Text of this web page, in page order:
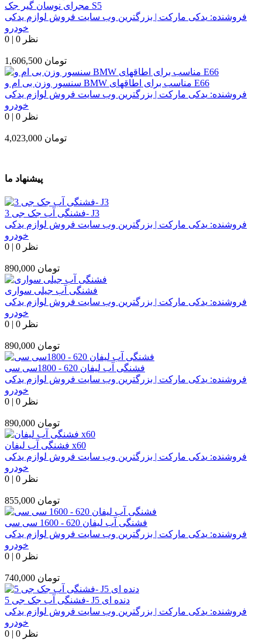
مجرای نوسان گیر جک S5
فروشنده: یدکی مارکت | بزرگترین وب سایت فروش لوازم یدکی
خودرو
0 | 0 نظر
1,606,500 تومان
سنسور وزن بی ام و BMW مناسب برای اطاقهای E66
فروشنده: یدکی مارکت | بزرگترین وب سایت فروش لوازم یدکی
خودرو
0 | 0 نظر
4,023,000 تومان
پیشنهاد ما
فشنگی آب جک جی 3- J3
فروشنده: یدکی مارکت | بزرگترین وب سایت فروش لوازم یدکی
خودرو
0 | 0 نظر
890,000 تومان
فشنگی آب جیلی سواری
فروشنده: یدکی مارکت | بزرگترین وب سایت فروش لوازم یدکی
خودرو
0 | 0 نظر
890,000 تومان
فشنگی آب لیفان 620 - 1800سی سی
فروشنده: یدکی مارکت | بزرگترین وب سایت فروش لوازم یدکی
خودرو
0 | 0 نظر
890,000 تومان
فشنگی آب لیفان x60
فروشنده: یدکی مارکت | بزرگترین وب سایت فروش لوازم یدکی
خودرو
0 | 0 نظر
855,000 تومان
فشنگی آب لیفان 620 - 1600 سی سی
فروشنده: یدکی مارکت | بزرگترین وب سایت فروش لوازم یدکی
خودرو
0 | 0 نظر
740,000 تومان
فشنگی آب جک جی 5- J5 دنده ای
فروشنده: یدکی مارکت | بزرگترین وب سایت فروش لوازم یدکی
خودرو
0 | 0 نظر